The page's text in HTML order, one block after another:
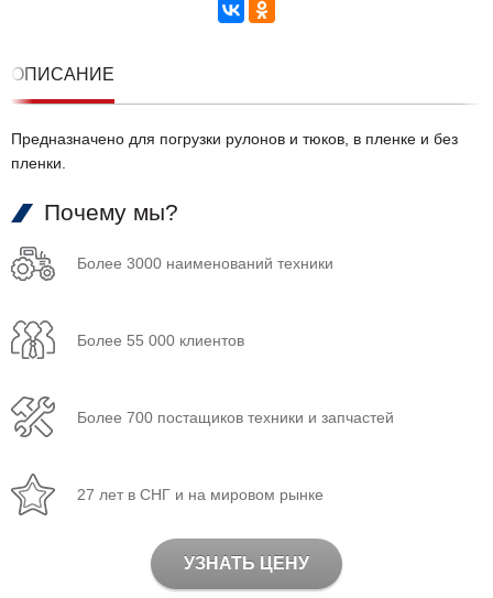
ОПИСАНИЕ
Предназначено для погрузки рулонов и тюков, в пленке и без
пленки.
Почему мы?
Более 3000 наименований техники
Более 55 000 клиентов
Более 700 постащиков техники и запчастей
27 лет в СНГ и на мировом рынке
УЗНАТЬ ЦЕНУ